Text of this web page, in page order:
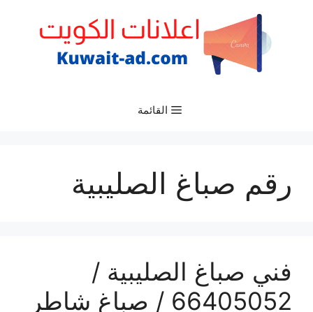
القائمة
رقم صباغ الصليبية
فني صباغ الصليبية /
66405052 / صباغ شاطر